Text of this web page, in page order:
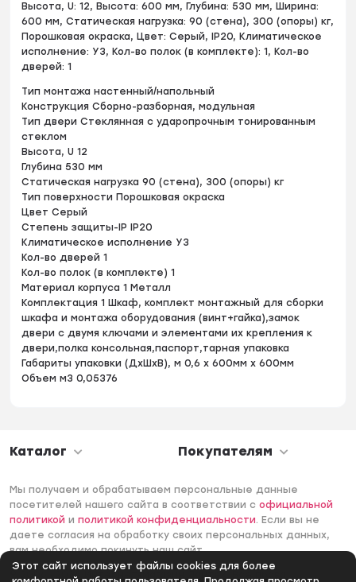
Этот сайт использует файлы cookies для более
Высота, U: 12, Высота: 600 мм, Глубина: 530 мм, Ширина:
600 мм, Статическая нагрузка: 90 (стена), 300 (опоры) кг,
Порошковая окраска, Цвет: Серый, IP20, Климатическое
исполнение: УЗ, Кол-во полок (в комплекте): 1, Кол-во
дверей: 1
Тип монтажа настенный/напольный
Конструкция Сборно-разборная, модульная
Тип двери Стеклянная с ударопрочным тонированным
стеклом
Высота, U 12
Глубина 530 мм
Статическая нагрузка 90 (стена), 300 (опоры) кг
Тип поверхности Порошковая окраска
Цвет Серый
Степень защиты-IP IP20
Климатическое исполнение УЗ
Кол-во дверей 1
Кол-во полок (в комплекте) 1
Материал корпуса 1 Металл
Комплектация 1 Шкаф, комплект монтажный для сборки
шкафа и монтажа оборудования (винт+гайка),замок
двери с двумя ключами и элементами их крепления к
двери,полка консольная,паспорт,тарная упаковка
Габариты упаковки (ДхШхВ), м 0,6 x 600мм x 600мм
Объем м3 0,05376
Каталог Покупателям
Мы получаем и обрабатываем персональные данные
посетителей нашего сайта в соответствии софициальной
политикой иполитикой конфиденциальности. Если вы не
даете согласия на обработку своих персональных данных,
вам необходимо покинуть наш сайт.
© 2006 -2026 Интернет-магазин Лантек. Все права